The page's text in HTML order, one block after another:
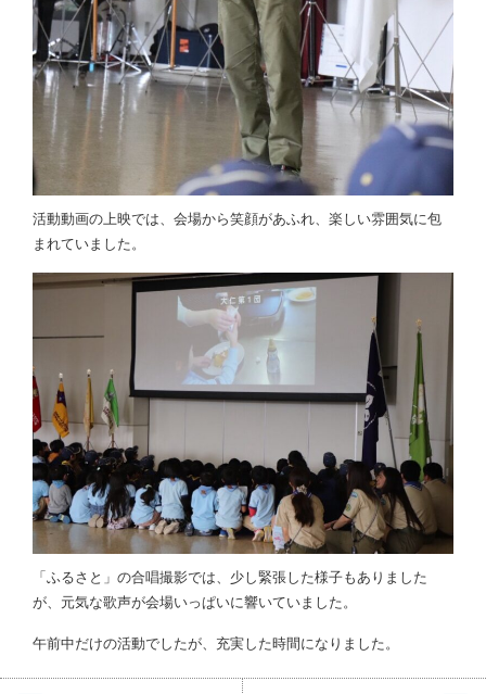
活動動画の上映では、会場から笑顔があふれ、楽しい雰囲気に包
まれていました。
「ふるさと」の合唱撮影では、少し緊張した様子もありました
が、元気な歌声が会場いっぱいに響いていました。
午前中だけの活動でしたが、充実した時間になりました。